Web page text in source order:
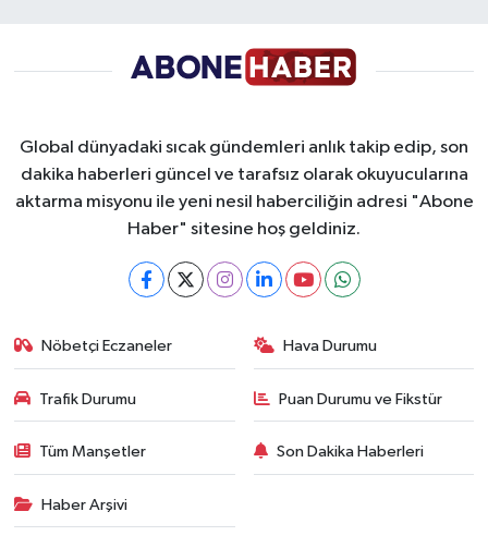
Global dünyadaki sıcak gündemleri anlık takip edip, son
dakika haberleri güncel ve tarafsız olarak okuyucularına
aktarma misyonu ile yeni nesil haberciliğin adresi "Abone
Haber" sitesine hoş geldiniz.
Nöbetçi Eczaneler Hava Durumu
Trafik Durumu Puan Durumu ve Fikstür
Tüm Manşetler Son Dakika Haberleri
Haber Arşivi